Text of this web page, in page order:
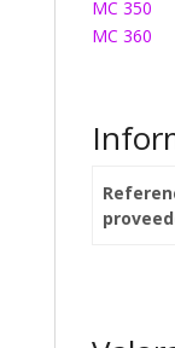
MC 350
MC 360